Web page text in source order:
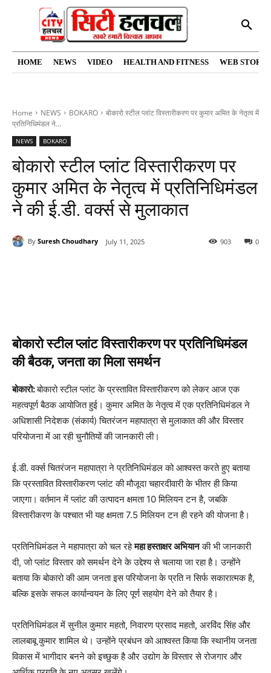
HOME NEWS VIDEO HEALTH AND FITNESS WEB
Home NEWS BOKARO
बोकारो स्टील प्लांट विस्तारीकरण पर कुमार अमित के नेतृत्व में
प्रतिनिधिमंडल ने...
NEWS BOKARO
बोकारो स्टील प्लांट विस्तारीकरण पर
कुमार अमित के नेतृत्व में प्रतिनिधिमंडल
ने की ई.डी. वर्क्स से मुलाकात
By Suresh Choudhary July 11, 2025 0
903
बोकारो स्टील प्लांट विस्तारीकरण पर प्रतिनिधिमंडल
की बैठक, जनता का मिला समर्थन
बोकारो:बोकारो स्टील प्लांट के प्रस्तावित विस्तारीकरण को लेकर आज एक
महत्वपूर्ण बैठक आयोजित हुई। कुमार अमित के नेतृत्व में एक प्रतिनिधिमंडल ने
अधिशासी निदेशक (संकार्य) चितरंजन महापात्रा से मुलाकात की और विस्तार
परियोजना में आ रही चुनौतियों की जानकारी ली।
ई.डी. वर्क्स चितरंजन महापात्रा ने प्रतिनिधिमंडल को आश्वस्त करते हुए बताया
कि प्रस्तावित विस्तारीकरण प्लांट की मौजूदा चहारदीवारी के भीतर ही किया
जाएगा। वर्तमान में प्लांट की उत्पादन क्षमता 10 मिलियन टन है, जबकि
विस्तारीकरण के पश्चात भी यह क्षमता 7.5 मिलियन टन ही रहने की योजना है।
प्रतिनिधिमंडल ने महापात्रा को चल रहेमहा हस्ताक्षर अभियानकी भी जानकारी
दी, जो प्लांट विस्तार को समर्थन देने के उद्देश्य से चलाया जा रहा है। उन्होंने
बताया कि बोकारो की आम जनता इस परियोजना के प्रति न सिर्फ सकारात्मक है,
बल्कि इसके सफल कार्यान्वयन के लिए पूर्ण सहयोग देने को तैयार है।
प्रतिनिधिमंडल में सुनील कुमार महतो, निवारण प्रसाद महतो, अरविंद सिंह और
लालबाबू कुमार शामिल थे। उन्होंने प्रबंधन को आश्वस्त किया कि स्थानीय जनता
विकास में भागीदार बनने को इच्छुक है और उद्योग के विस्तार से रोजगार और